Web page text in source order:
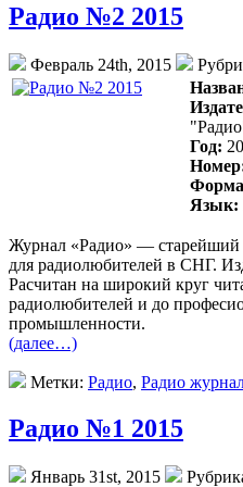
Радио №2 2015
Февраль 24th, 2015
Год:
Язык:
Журнал «Радио» — старейший
для радиолюбителей в СНГ.
Раcчитан на широкий круг
радиолюбителей и до
промышленности.
(далее…)
Метки: Радио, Радио
Радио №1 2015
Январь 31st, 2015